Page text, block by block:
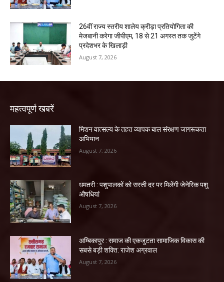
26वीं राज्य स्तरीय शालेय क्रीड़ा प्रतियोगिता की
मेजबानी करेगा जीपीएम, 18 से 21 अगस्त तक जुटेंगे
प्रदेशभर के खिलाड़ी
August 7, 2026
महत्वपूर्ण खबरें
मिशन वात्सल्य के तहत व्यापक बाल संरक्षण जागरूकता
अभियान
August 7, 2026
धमतरी : पशुपालकों को सस्ती दर पर मिलेंगी जेनेरिक पशु
औषधियां
August 7, 2026
अम्बिकापुर : समाज की एकजुटता सामाजिक विकास की
सबसे बड़ी शक्ति: राजेश अग्रवाल
August 7, 2026